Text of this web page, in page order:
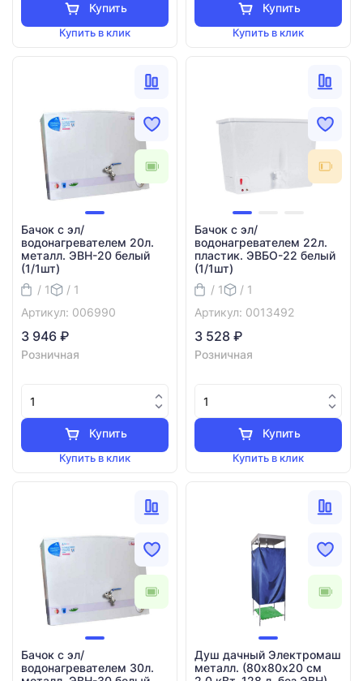
Купить
Купить в клик
Купить
Купить в клик
Бачок с эл/
водонагревателем 20л.
металл. ЭВН-20 белый
(1/1шт)
/ 1
/ 1
Артикул: 006990
3 946 ₽
Розничная
Купить
Купить в клик
Бачок с эл/
водонагревателем 22л.
пластик. ЭВБО-22 белый
(1/1шт)
/ 1
/ 1
Артикул: 0013492
3 528 ₽
Розничная
Купить
Купить в клик
Бачок с эл/
водонагревателем 30л.
Душ дачный Электромаш
металл. (80х80х20 см